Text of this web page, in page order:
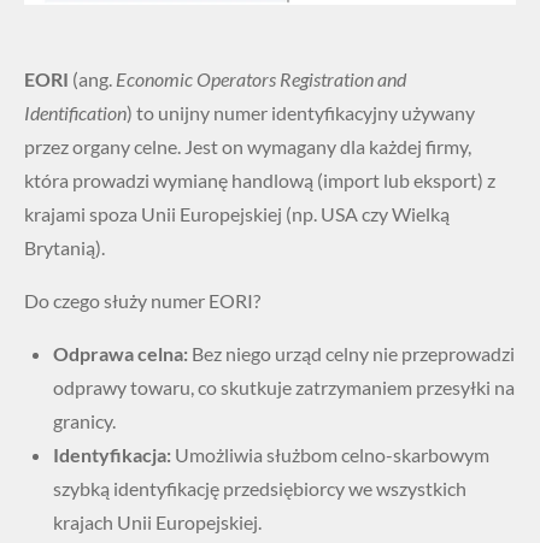
EORI (ang. Economic Operators Registration and
Identification) to unijny numer identyfikacyjny używany
przez organy celne. Jest on wymagany dla każdej firmy,
która prowadzi wymianę handlową (import lub eksport) z
krajami spoza Unii Europejskiej (np. USA czy Wielką
Brytanią).
Do czego służy numer EORI?
Odprawa celna: Bez niego urząd celny nie przeprowadzi
odprawy towaru, co skutkuje zatrzymaniem przesyłki na
granicy.
Identyfikacja: Umożliwia służbom celno-skarbowym
szybką identyfikację przedsiębiorcy we wszystkich
krajach Unii Europejskiej.